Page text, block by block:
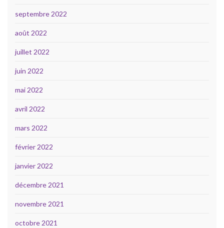
septembre 2022
août 2022
juillet 2022
juin 2022
mai 2022
avril 2022
mars 2022
février 2022
janvier 2022
décembre 2021
novembre 2021
octobre 2021